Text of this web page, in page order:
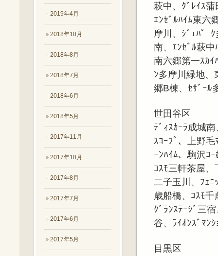
2019年4月
2018年10月
2018年8月
2018年7月
2018年6月
2018年5月
2017年11月
2017年10月
2017年8月
2017年7月
2017年6月
2017年5月
萩中、ｸﾞﾚｲｽ蒲
ｴﾝｾﾞﾙﾊｲﾑ東六
摩川、ｼﾞｪﾊﾟｰ
南、ｴﾝｾﾞﾙ萩中
南六郷第一ｽｶｲ
ﾝ多摩川緑地、
郷B棟、ｾｻﾞｰﾙ
世田谷区
ﾃﾞｨｽｶｰﾗ成城
ｽｺｰﾌﾟ、上野
ｰﾝﾊｲﾑ、駒沢ｺ
ｺｽﾓ三軒茶屋、
二子玉川、ﾌｪﾆ
歳船橋、ｺｽﾓ
ｸﾞﾗﾝｽﾃｰｼﾞ三
谷、ﾗｲｵﾝｽﾞﾏﾝ
目黒区